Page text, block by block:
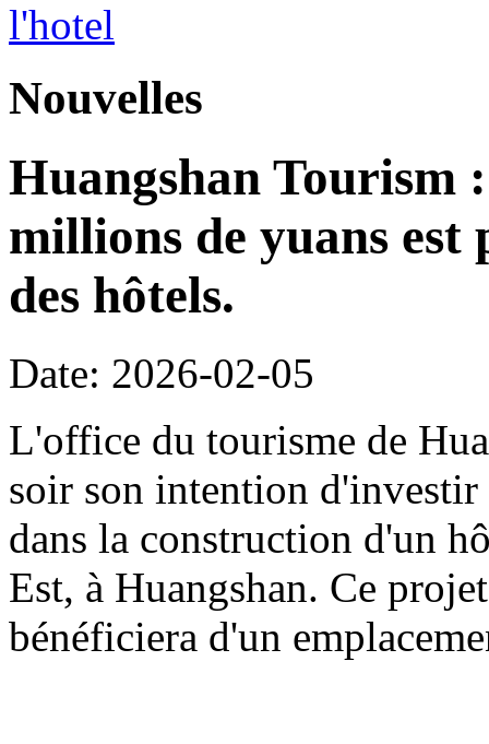
Nouvelles
Huangshan Tourism
millions de yuans
des hôtels.
Date: 2026-02-05
L'office du tourisme de
soir son intention
dans la construction d'un
Est, à Huangshan. Ce
bénéficiera d'un